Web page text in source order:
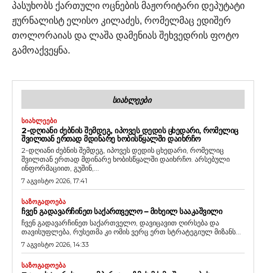
პასუხობს ქართული ოცნების მაჟორიტარი დეპუტატი
ჟურნალისტ ელისო კილაძეს, რომელმაც ედიშერ
თოლორაიას და ლაშა დამენიას შეხვედრის ფოტო
გამოაქვეყნა.
ᲡᲘᲐᲮᲚᲔᲔᲑᲘ
ᲡᲘᲐᲮᲚᲔᲔᲑᲘ
2-ᲓᲦᲘᲐᲜᲘ ᲫᲔᲑᲜᲘᲡ ᲨᲔᲛᲓᲔᲒ, ᲘᲞᲝᲕᲔᲡ ᲓᲔᲓᲘᲡ ᲪᲮᲔᲓᲐᲠᲘ, ᲠᲝᲛᲔᲚᲘᲪ
ᲨᲕᲘᲚᲗᲐᲜ ᲔᲠᲗᲐᲓ ᲛᲓᲘᲜᲐᲠᲔ ᲮᲝᲑᲘᲡᲬᲧᲐᲚᲨᲘ ᲓᲐᲘᲮᲠᲩᲝ
2-დღიანი ძებნის შემდეგ, იპოვეს დედის ცხედარი, რომელიც
შვილთან ერთად მდინარე ხობისწყალში დაიხრჩო. არსებული
ინფორმაციით, გუშინ,...
7 აგვისტო 2026, 17:41
ᲡᲐᲖᲝᲒᲐᲓᲝᲔᲑᲐ
ᲩᲕᲔᲜ ᲒᲐᲓᲐᲕᲐᲠᲩᲘᲜᲔᲗ ᲡᲐᲥᲐᲠᲗᲕᲔᲚᲝ – ᲛᲘᲮᲔᲘᲚ ᲡᲐᲐᲙᲐᲨᲕᲘᲚᲘ
ჩვენ გადავარჩინეთ საქართველო, დავიცავით ღირსება და
თავისუფლება, რუსეთმა კი ომის ვერც ერთ სტრატეგიულ მიზანს...
7 აგვისტო 2026, 14:33
ᲡᲐᲖᲝᲒᲐᲓᲝᲔᲑᲐ